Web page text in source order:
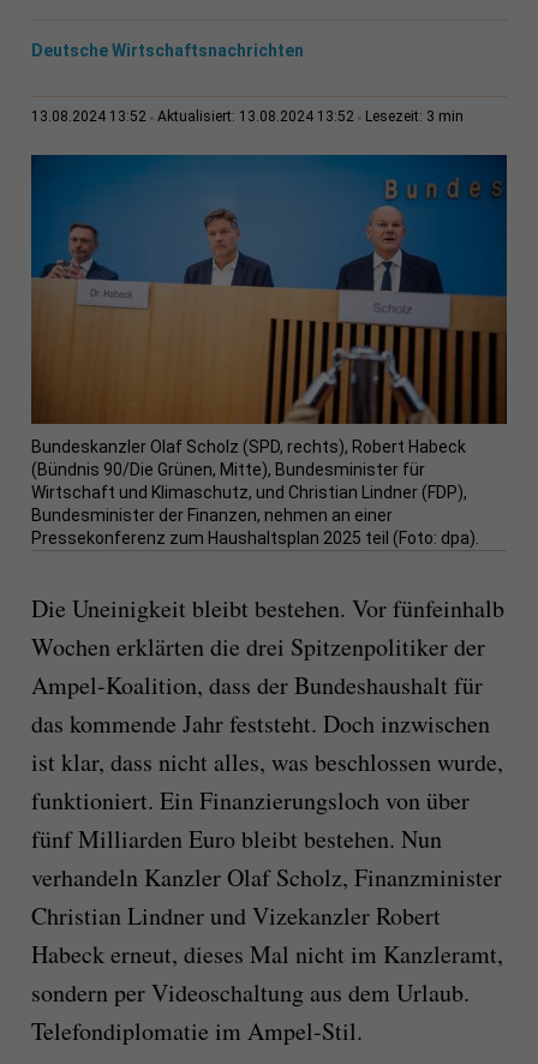
Deutsche Wirtschaftsnachrichten
13.08.2024 13:52 Aktualisiert: 13.08.2024 13:52 Lesezeit: 3 min
Bundeskanzler Olaf Scholz (SPD, rechts), Robert Habeck
(Bündnis 90/Die Grünen, Mitte), Bundesminister für
Wirtschaft und Klimaschutz, und Christian Lindner (FDP),
Bundesminister der Finanzen, nehmen an einer
Pressekonferenz zum Haushaltsplan 2025 teil (Foto: dpa).
Die Uneinigkeit bleibt bestehen. Vor fünfeinhalb
Wochen erklärten die drei Spitzenpolitiker der
Ampel-Koalition, dass der Bundeshaushalt für
das kommende Jahr feststeht. Doch inzwischen
ist klar, dass nicht alles, was beschlossen wurde,
funktioniert. Ein Finanzierungsloch von über
fünf Milliarden Euro bleibt bestehen. Nun
verhandeln Kanzler Olaf Scholz, Finanzminister
Christian Lindner und Vizekanzler Robert
Habeck erneut, dieses Mal nicht im Kanzleramt,
sondern per Videoschaltung aus dem Urlaub.
Telefondiplomatie im Ampel-Stil.